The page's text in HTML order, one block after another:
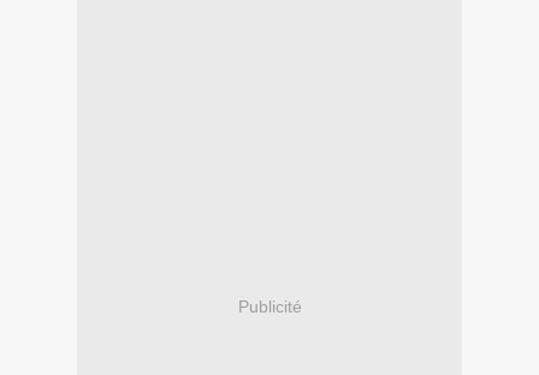
Publicité